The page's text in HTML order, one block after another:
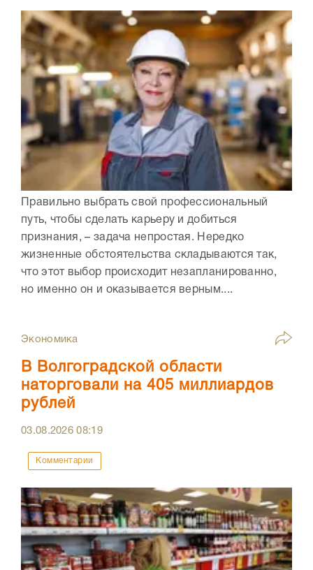
Правильно выбрать свой профессиональный
путь, чтобы сделать карьеру и добиться
признания, – задача непростая. Нередко
жизненные обстоятельства складываются так,
что этот выбор происходит незапланированно,
но именно он и оказывается верным....
Экономика
В Волгоградской области
наторговали на 405 миллиардов
рублей
03.08.202608:19
Комментарии